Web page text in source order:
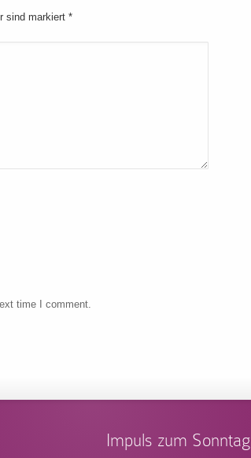
sind markiert *
time I comment.
Impuls zum Sonntag